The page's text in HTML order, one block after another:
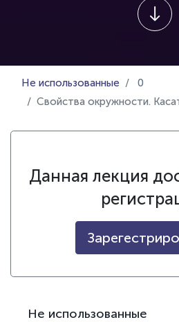
Не использованные
0
Свойства окружности.
Данная лекция
Не использованные